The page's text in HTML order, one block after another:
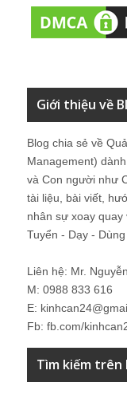
Giới thiệu về
Blog chia sẻ về
Management)
và Con người như
tài liệu, bài viết,
nhân sự xoay
Tuyển - Dạy -
Liên hệ: Mr.
M: 0988 833 616
E:
Fb: fb.com/
Tìm kiếm trên